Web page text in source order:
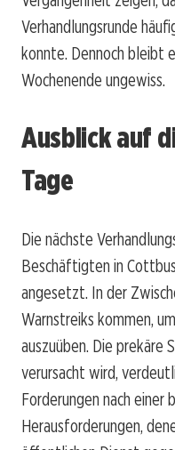
Verhandlungsrunde
konnte. Dennoch bleibt
Wochenende ungewiss.
Ausblick auf
Tage
Die nächste
Beschäftigten in
angesetzt. In der
Warnstreiks kommen,
auszuüben. Die prekäre
verursacht wird,
Forderungen nach einer
Herausforderungen,